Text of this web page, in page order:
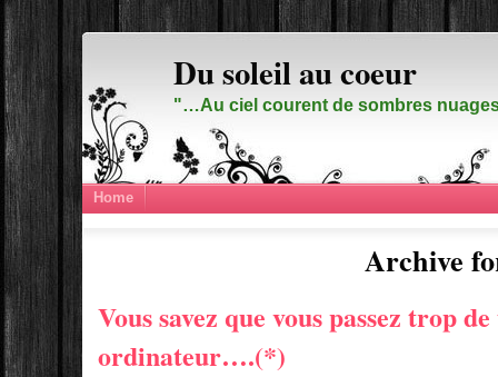
Du soleil au coeur
"…Au ciel courent de sombres
Home
Archive
Vous savez que vous passez trop
ordinateur….(*)